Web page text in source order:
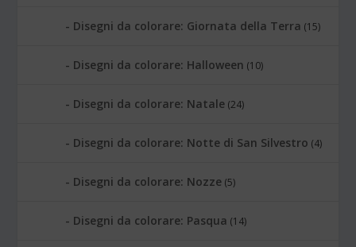
Disegni da colorare: Giornata della Terra (15)
Disegni da colorare: Halloween (10)
Disegni da colorare: Natale (24)
Disegni da colorare: Notte di San Silvestro (4)
Disegni da colorare: Nozze (5)
Disegni da colorare: Pasqua (14)